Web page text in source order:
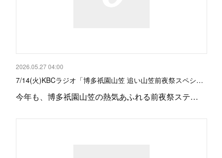
2026.05.27 04:00
7/14(火)KBCラジオ「博多祇園山笠 追い山笠前夜祭スペシ…
今年も、博多祇園山笠の熱気あふれる前夜祭ステ…